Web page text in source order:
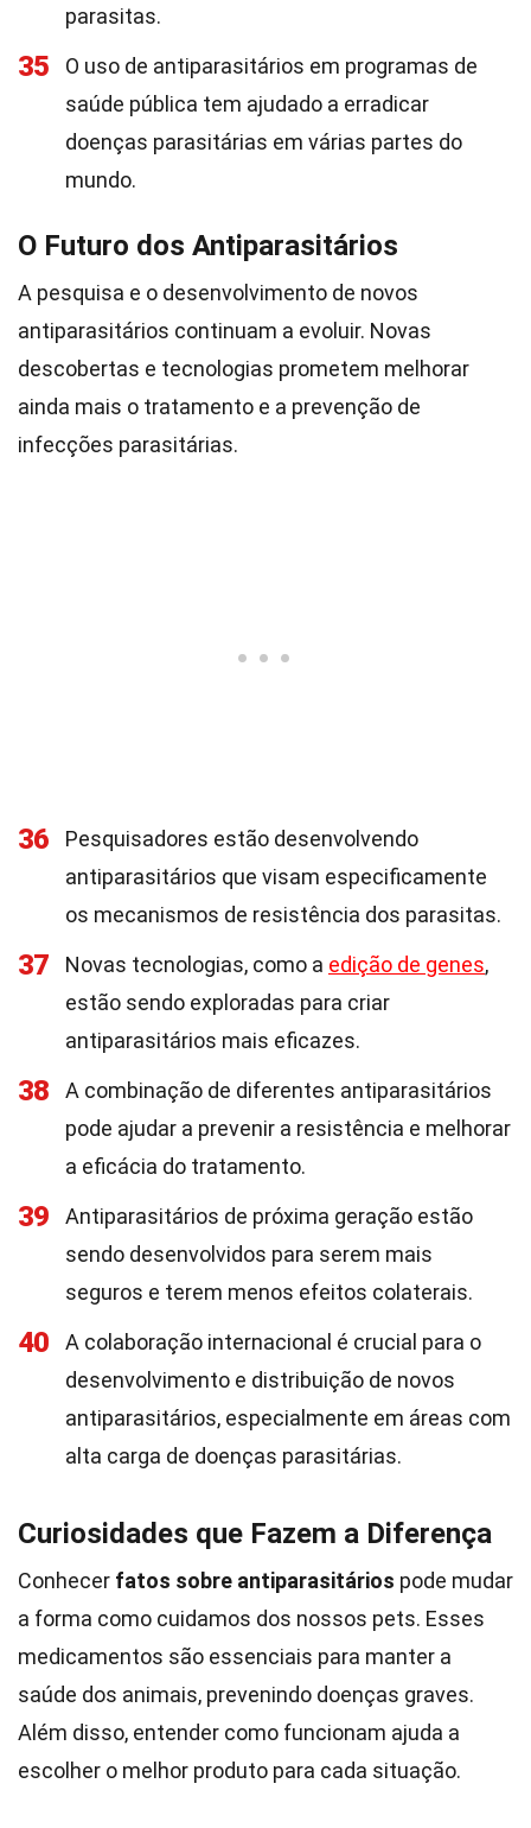
parasitas.
35
O uso de antiparasitários em programas de
saúde pública tem ajudado a erradicar
doenças parasitárias em várias partes do
mundo.
O Futuro dos Antiparasitários
A pesquisa e o desenvolvimento de novos
antiparasitários continuam a evoluir. Novas
descobertas e tecnologias prometem melhorar
ainda mais o tratamento e a prevenção de
infecções parasitárias.
36
Pesquisadores estão desenvolvendo
antiparasitários que visam especificamente
os mecanismos de resistência dos parasitas.
37 Novas tecnologias, como a edição de genes,
estão sendo exploradas para criar
antiparasitários mais eficazes.
38
A combinação de diferentes antiparasitários
pode ajudar a prevenir a resistência e melhorar
a eficácia do tratamento.
39
Antiparasitários de próxima geração estão
sendo desenvolvidos para serem mais
seguros e terem menos efeitos colaterais.
40
A colaboração internacional é crucial para o
desenvolvimento e distribuição de novos
antiparasitários, especialmente em áreas com
alta carga de doenças parasitárias.
Curiosidades que Fazem a Diferença
Conhecer fatos sobre antiparasitários pode mudar
a forma como cuidamos dos nossos pets. Esses
medicamentos são essenciais para manter a
saúde dos animais, prevenindo doenças graves.
Além disso, entender como funcionam ajuda a
escolher o melhor produto para cada situação.